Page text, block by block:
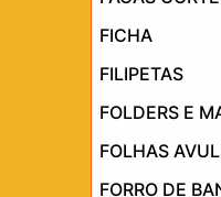
FICHA
FILIPETAS
FOLDERS E
FOLHAS
FORRO DE